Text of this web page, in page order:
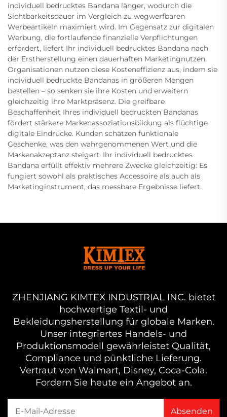
individuell bedrucktes Bandana länger, wodurch die
Sichtbarkeitsdauer im Vergleich zu wegwerfbaren
Werbeartikeln maximiert wird. Im Gegensatz zur digitalen
Werbung, die fortlaufende finanzielle Verpflichtungen
erfordert, liefert Ihr individuell bedrucktes Bandana nach
der Erstherstellung einen dauerhaften Marketingnutzen.
Organisationen nutzen diese Kosteneffizienz aus, indem sie
individuell bedruckte Bandanas in größeren Mengen
bestellen – so senken sie ihre Kosten und erweitern
gleichzeitig ihre Marktpräsenz. Die greifbare
Beschaffenheit Ihres individuell bedruckten Bandanas
fördert stärkere Markenassoziationsbildung als flüchtige
digitale Eindrücke. Kunden schätzen funktionale
Geschenke, was den wahrgenommenen Wert und die
Markenakzeptanz steigert. Ihr individuell bedrucktes
Bandana erfüllt effektiv mehrere Zwecke gleichzeitig: Es
fungiert sowohl als praktisches Accessoire als auch als
Marketinginstrument, das messbare Ergebnisse liefert.
ZHENJIANG KIMTEX INDUSTRIAL INC. bietet
hochwertige Textil- und
Bekleidungsherstellung für globale Marken.
Unser integriertes Handels- und
Produktionsmodell gewährleistet Qualität,
Compliance und pünktliche Lieferung.
Vertraut von Walmart, Disney, Coca-Cola.
Fordern Sie heute ein Angebot an.